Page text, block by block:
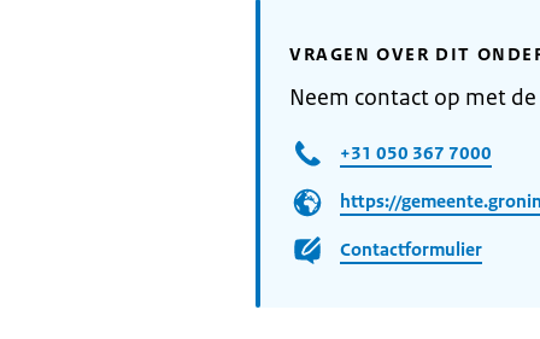
VRAGEN OVER DIT
Neem contact op met
+31 050 367 7000
https://
Contactformulier